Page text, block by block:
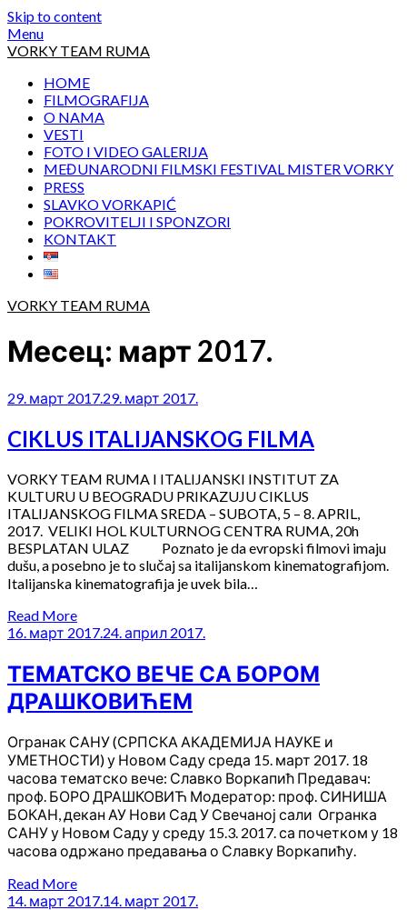
Skip to content
Menu
VORKY TEAM RUMA
HOME
FILMOGRAFIJA
O NAMA
VESTI
FOTO I VIDEO GALERIJA
MEĐUNARODNI FILMSKI FESTIVAL MISTER VORKY
PRESS
SLAVKO VORKAPIĆ
POKROVITELJI I SPONZORI
KONTAKT
VORKY TEAM RUMA
Месец: март 2017.
29. март 2017.29. март 2017.
CIKLUS ITALIJANSKOG FILMA
VORKY TEAM RUMA I ITALIJANSKI INSTITUT ZA
KULTURU U BEOGRADU PRIKAZUJU CIKLUS
ITALIJANSKOG FILMA SREDA – SUBOTA, 5 – 8. APRIL,
2017. VELIKI HOL KULTURNOG CENTRA RUMA, 20h
BESPLATAN ULAZ Poznato je da evropski filmovi imaju
dušu, a posebno je to slučaj sa italijanskom kinematografijom.
Italijanska kinematografija je uvek bila…
Read More
16. март 2017. 24. април 2017.
ТЕМАТСКО ВЕЧЕ СА БОРОМ
ДРАШКОВИЋЕМ
Огранак САНУ (СРПСКА АКАДЕМИЈА НАУКЕ и
УМЕТНОСТИ) у Новом Саду среда 15. март 2017. 18
часова тематско вече: Славко Воркапић Предавач:
проф. БОРО ДРАШКОВИЋ Модератор: проф. СИНИША
БОКАН, декан АУ Нови Сад У Свечаној сали Огранка
САНУ у Новом Саду у среду 15.3. 2017. са почетком у 18
часова одржано предавања о Славку Воркапићу.
Read More
14. март 2017. 14. март 2017.